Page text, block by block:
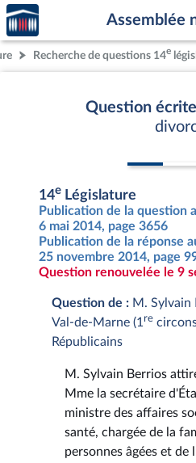
Aller au contenu
Aller en bas de la page
Accèder
à la
page
d'accueil
Assemblée
Recherche de questions 14e
Question
14e Législature
Publication de la question
6 mai 2014, page 3656
Publication de la réponse
25 novembre 2014, page
Question renouvelée le 9
Question de : M. Sylvain
Val-de-Marne (1 re
Républicains
M. Sylvain Berrios
Mme la secrétaire
ministre des affaires
santé, chargée de la
personnes âgées et de